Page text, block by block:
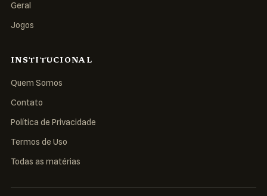
Geral
Jogos
INSTITUCIONAL
Quem Somos
Contato
Política de Privacidade
Termos de Uso
Todas as matérias